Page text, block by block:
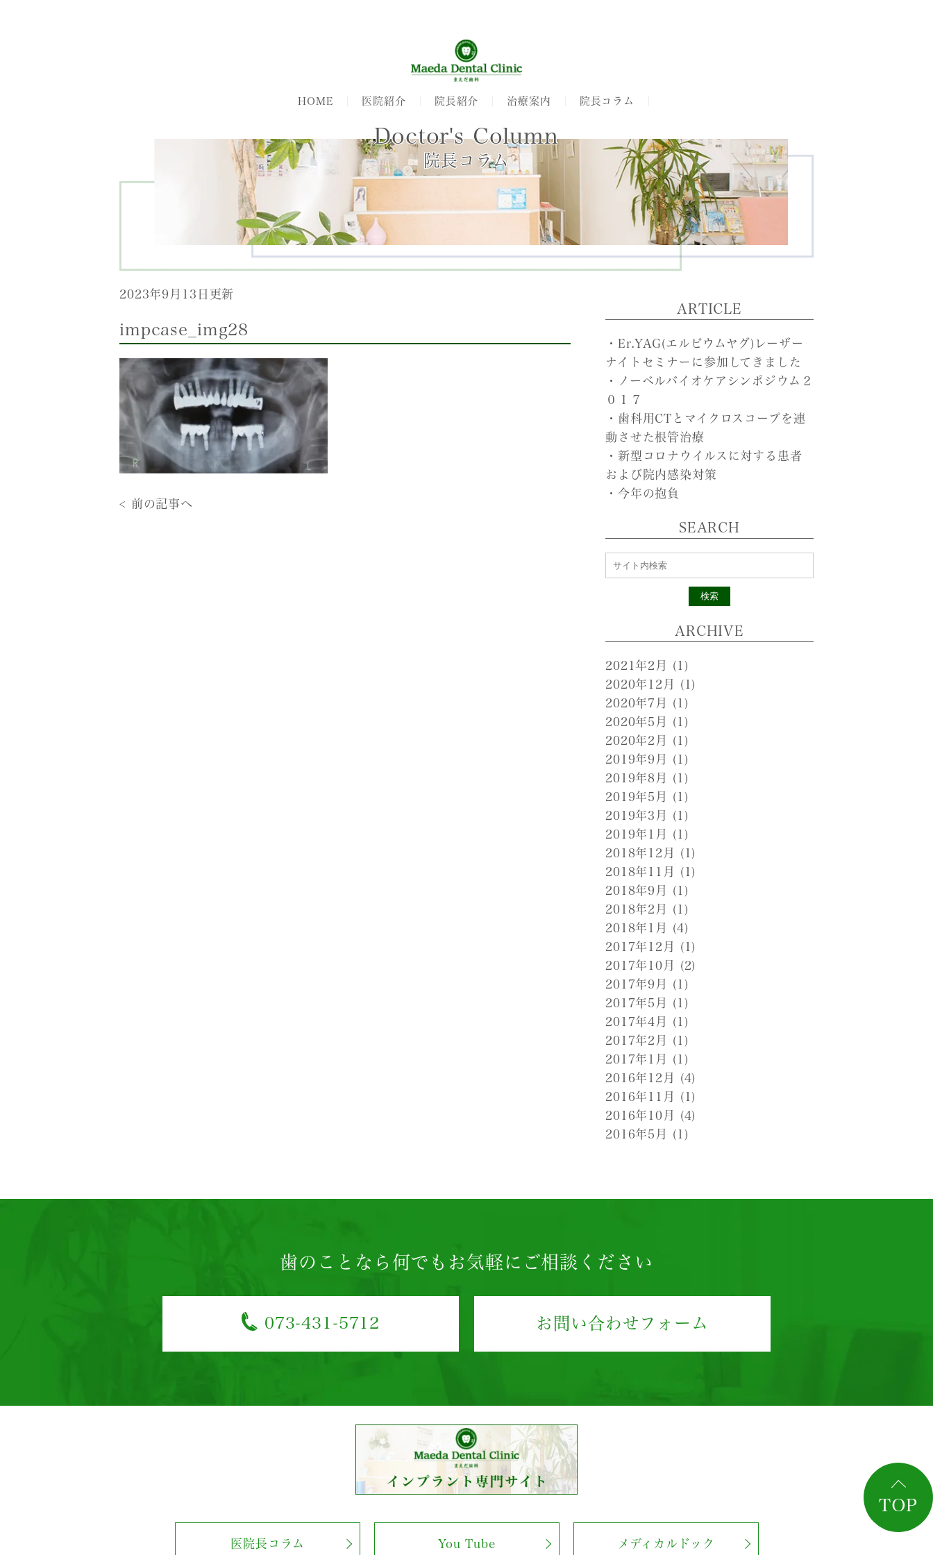
HOME 医院紹介 院長紹介 治療案内 院長コラム
Doctor's Column
院長コラム
2023年9月13日更新
impcase_img28
< 前の記事へ
ARTICLE
・Er.YAG(エルビウムヤグ)レーザー
ナイトセミナーに参加してきました
・ノーベルバイオケアシンポジウム２
０１７
・歯科用CTとマイクロスコープを連
動させた根管治療
・新型コロナウイルスに対する患者
および院内感染対策
・今年の抱負
SEARCH
検索
ARCHIVE
2021年2月 (1)
2020年12月 (1)
2020年7月 (1)
2020年5月 (1)
2020年2月 (1)
2019年9月 (1)
2019年8月 (1)
2019年5月 (1)
2019年3月 (1)
2019年1月 (1)
2018年12月 (1)
2018年11月 (1)
2018年9月 (1)
2018年2月 (1)
2018年1月 (4)
2017年12月 (1)
2017年10月 (2)
2017年9月 (1)
2017年5月 (1)
2017年4月 (1)
2017年2月 (1)
2017年1月 (1)
2016年12月 (4)
2016年11月 (1)
2016年10月 (4)
2016年5月 (1)
TOP
歯のことなら 何でもお気軽にご相談ください
073-431-5712 お問い合わせフォーム
医院長コラム You Tube メディカルドック